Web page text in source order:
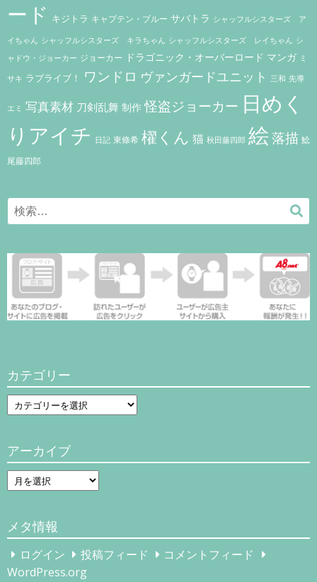
ード キジトラ キャプテン・ブルー サバトラ シャッフルシスターズ ア
イちゃん シャッフルシスターズ キラちゃん シャッフルシスターズ レイちゃん シ
ャドウ・ジョーカー ジョーカー ドラゴニック・オーバーロード マンガ ミ
サキ ラブライブ！ ワンドロ ヴァンガードユニット 三和 先導
エミ 写真素材 刀剣乱舞 制作 怪盗ジョーカー 日めく
りアイチ
日記 東條希 櫂くん 猫 秋田藤四郎 絵落描 鯰
尾藤四郎
Search
for:
検
カテゴリー
カ
テ
リ
ー
アーカイブ
ア
ー
イ
ブ
メタ情報
ログイン 投稿フィード
コメントフィード
WordPress.org